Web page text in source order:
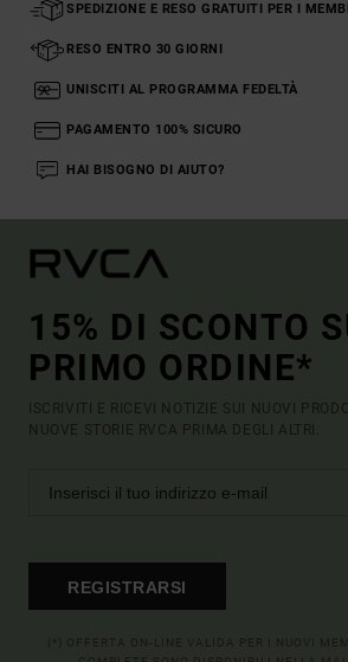
SPEDIZIONE E RESO GRATUITI PER I
RESO ENTRO 30 GIORNI
UNISCITI AL PROGRAMMA FEDELTÀ
PAGAMENTO 100% SICURO
HAI BISOGNO DI AIUTO?
15% DI SCONTO
PRIMO ORDINE*
ISCRIVITI E RICEVI NOTIZIE SUI NUOVI
NUOVE STORIE RVCA PRIMA DEGLI ALTRI.
REGISTRARSI